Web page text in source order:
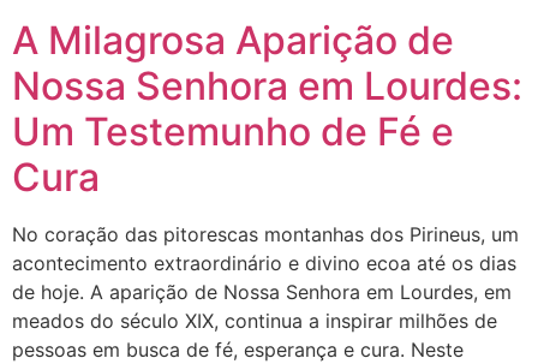
A Milagrosa Aparição de
Nossa Senhora em Lourdes:
Um Testemunho de Fé e
Cura
No coração das pitorescas montanhas dos Pirineus, um
acontecimento extraordinário e divino ecoa até os dias
de hoje. A aparição de Nossa Senhora em Lourdes, em
meados do século XIX, continua a inspirar milhões de
pessoas em busca de fé, esperança e cura. Neste